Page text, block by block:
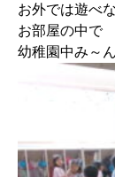
お外では遊べ
お部屋の中で
幼稚園中み～